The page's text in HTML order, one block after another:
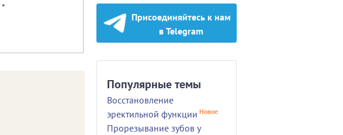
*
Присоединяйтесь к нам
в Telegram
Популярные темы
Восстановление
эректильной функции Новое
Прорезывание зубов у